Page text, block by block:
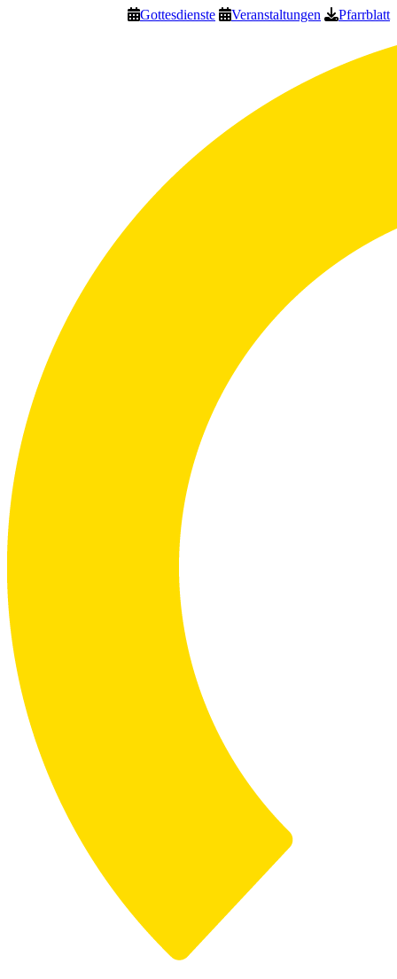
Gottesdienste Veranstaltungen Pfarrblatt